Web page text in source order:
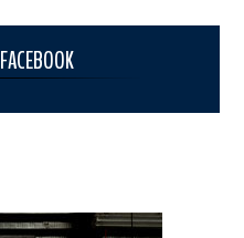
FACEBOOK